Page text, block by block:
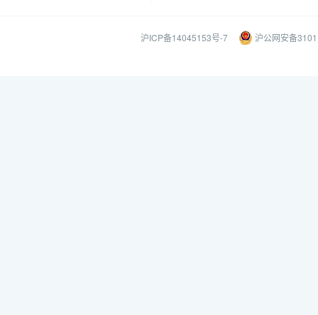
沪ICP备14045153号-7 沪公网安备